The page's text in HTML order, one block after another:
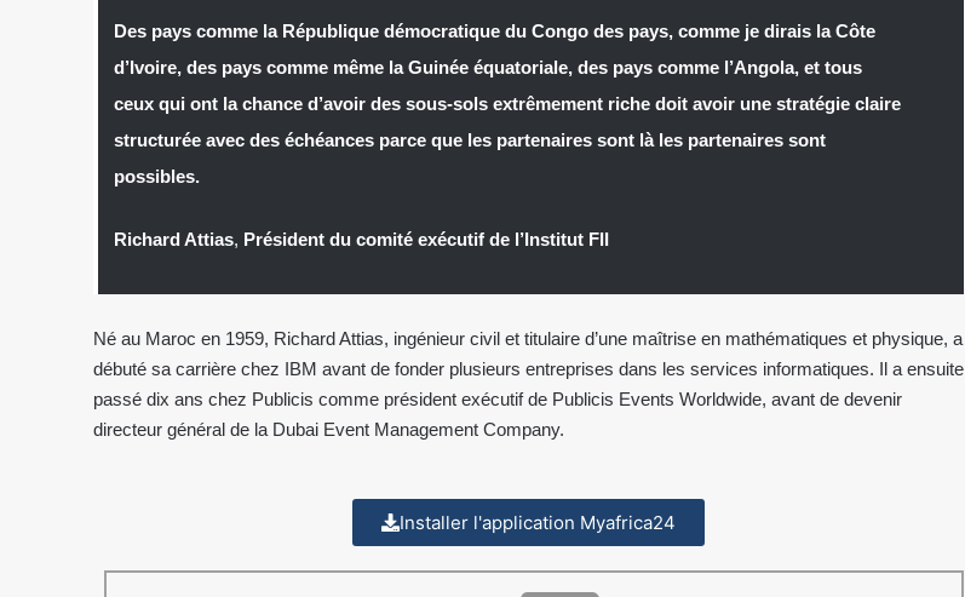
Des pays comme la République démocratique du Congo des pays, comme je dirais la Côte
d’Ivoire, des pays comme même la Guinée équatoriale, des pays comme l’Angola, et tous
ceux qui ont la chance d’avoir des sous-sols extrêmement riche doit avoir une stratégie claire
structurée avec des échéances parce que les partenaires sont là les partenaires sont
possibles.
Richard Attias, Président du comité exécutif de l’Institut FII
Né au Maroc en 1959, Richard Attias, ingénieur civil et titulaire d’une maîtrise en mathématiques et physique, a
débuté sa carrière chez IBM avant de fonder plusieurs entreprises dans les services informatiques. Il a ensuite
passé dix ans chez Publicis comme président exécutif de Publicis Events Worldwide, avant de devenir
directeur général de la Dubai Event Management Company.
Installer l'application Myafrica24